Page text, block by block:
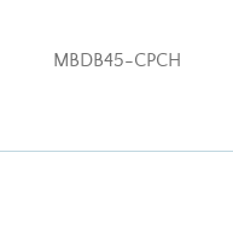
MBDB45-CPCH